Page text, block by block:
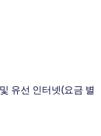
유선 인터넷(요금 별